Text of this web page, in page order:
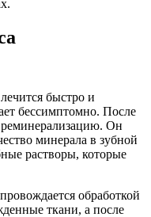
быстро и
бессимптомно. После
Он
минерала в зубной
растворы, которые
обработкой
ткани, а после